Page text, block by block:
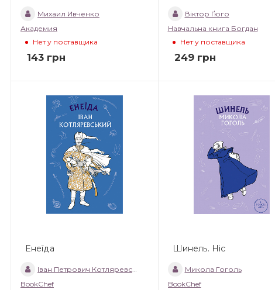
Михаил Ивченко
Академия
Нет у поставщика
143 грн
Віктор Ґюго
Навчальна книга Богдан
Нет у поставщика
249грн
Енеїда
Іван Петрович Котляревський
BookChef
Шинель. Ніс
Микола Гоголь
BookChef